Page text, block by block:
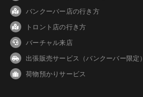
バンクーバー 店の行き方
トロント店の行き方
バーチャル来店
出張販売サービス（バンクーバー限定）
荷物預かりサービス